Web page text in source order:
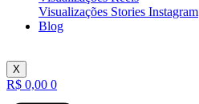
Visualizações Stories Instagram
Blog
X
R$ 0,00 0